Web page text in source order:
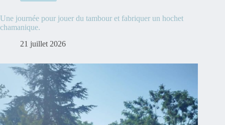
Une journée pour jouer du tambour et fabriquer un hochet
chamanique.
21 juillet 2026